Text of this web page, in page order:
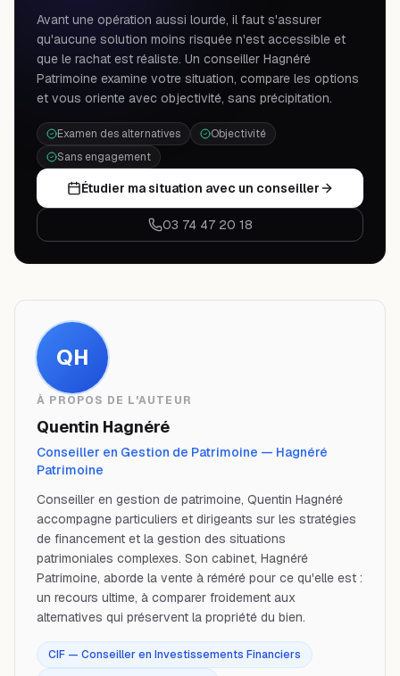
Avant une opération aussi lourde, il faut s'assurer
qu'aucune solution moins risquée n'est accessible et
que le rachat est réaliste. Un conseiller Hagnéré
Patrimoine examine votre situation, compare les options
et vous oriente avec objectivité, sans précipitation.
Examen des alternatives
Objectivité
Sans engagement
Étudier ma situation avec un conseiller
03 74 47 20 18
QH
À PROPOS DE L'AUTEUR
Quentin Hagnéré
Conseiller en Gestion de Patrimoine — Hagnéré
Patrimoine
Conseiller en gestion de patrimoine, Quentin Hagnéré
accompagne particuliers et dirigeants sur les stratégies
de financement et la gestion des situations
patrimoniales complexes. Son cabinet, Hagnéré
Patrimoine, aborde la vente à réméré pour ce qu'elle est :
un recours ultime, à comparer froidement aux
alternatives qui préservent la propriété du bien.
CIF — Conseiller en Investissements Financiers